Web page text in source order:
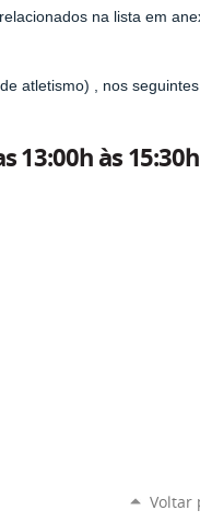
na lista em
atletismo) , nos
13:00h às
Voltar